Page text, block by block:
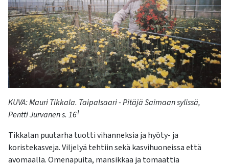
KUVA:MauriTikkala. Taipalsaari - Pitäjä Saimaan sylissä,
PenttiJurvanen s. 161
Tikkalan puutarha tuotti vihanneksia ja hyöty- ja
koristekasveja. Viljelyä tehtiin sekä kasvihuoneissa että
avomaalla. Omenapuita, mansikkaa ja tomaattia